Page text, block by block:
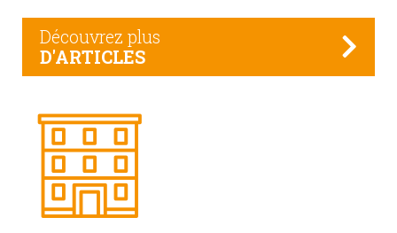
Découvrez plus
D'ARTICLES